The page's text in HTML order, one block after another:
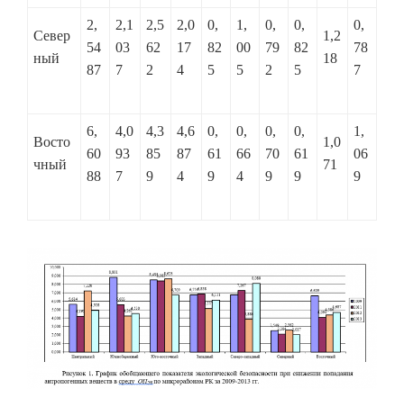
Север
ный
2,
54
87
2,1
03
7
2,5
62
2
2,0
17
4
0,
82
5
1,
00
5
0,
79
2
0,
82
5
1,2
18
0,
78
7
Восто
чный
6,
60
88
4,0
93
7
4,3
85
9
4,6
87
4
0,
61
9
0,
66
4
0,
70
9
0,
61
9
1,0
71
1,
06
9